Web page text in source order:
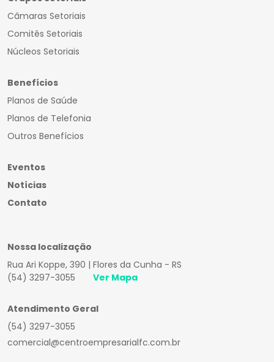
Câmaras Setoriais
Comitês Setoriais
Núcleos Setoriais
Benefícios
Planos de Saúde
Planos de Telefonia
Outros Benefícios
Eventos
Notícias
Contato
Nossa localização
Rua Ari Koppe, 390 | Flores da Cunha - RS
(54) 3297-3055
Ver Mapa
Atendimento Geral
(54) 3297-3055
comercial@centroempresarialfc.com.br